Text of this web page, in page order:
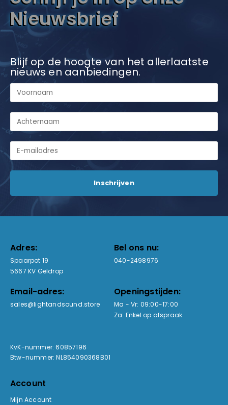
Nieuwsbrief
Blijf op de hoogte van het allerlaatste
nieuws en aanbiedingen.
Adres:
Spaarpot 19
5667 KV Geldrop
Bel ons nu:
040-2498976
Email-adres:
sales@lightandsound.store
Openingstijden:
Ma - Vr: 09:00-17:00
Za: Enkel op afspraak
KvK-nummer: 60857196
Btw-nummer: NL854090368B01
Account
Mijn Account